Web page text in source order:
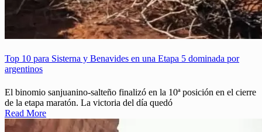
Top 10 para Sisterna y Benavides en una Etapa 5 dominada por
argentinos
El binomio sanjuanino-salteño finalizó en la 10ª posición en el cierre
de la etapa maratón. La victoria del día quedó
Read More